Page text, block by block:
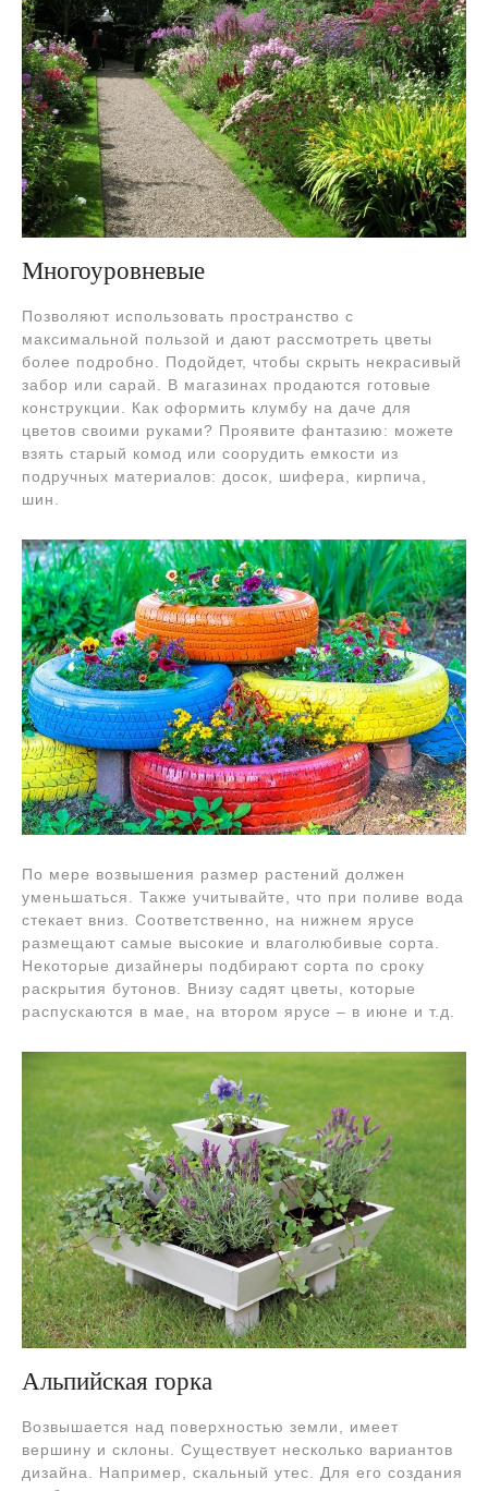
Многоуровневые
Позволяют использовать пространство с
максимальной пользой и дают рассмотреть цветы
более подробно. Подойдет, чтобы скрыть некрасивый
забор или сарай. В магазинах продаются готовые
конструкции. Как оформить клумбу на даче для
цветов своими руками? Проявите фантазию: можете
взять старый комод или соорудить емкости из
подручных материалов: досок, шифера, кирпича,
шин.
По мере возвышения размер растений должен
уменьшаться. Также учитывайте, что при поливе вода
стекает вниз. Соответственно, на нижнем ярусе
размещают самые высокие и влаголюбивые сорта.
Некоторые дизайнеры подбирают сорта по сроку
раскрытия бутонов. Внизу садят цветы, которые
распускаются в мае, на втором ярусе – в июне и т.д.
Альпийская горка
Возвышается над поверхностью земли, имеет
вершину и склоны. Существует несколько вариантов
дизайна. Например, скальный утес. Для его создания